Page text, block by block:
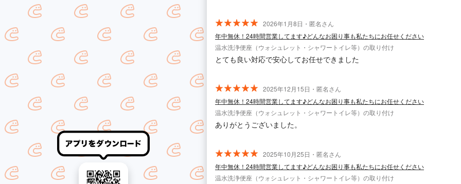
2026年1月8日・匿名さん
年中無休！24時間営業してます♪どんなお困り事も私たちにお任せください
温水洗浄便座（ウォシュレット・シャワートイレ等）の取り付け
とても良い対応で安心してお任せできました
2025年12月15日・匿名さん
年中無休！24時間営業してます♪どんなお困り事も私たちにお任せください
温水洗浄便座（ウォシュレット・シャワートイレ等）の取り付け
ありがとうございました。
2025年10月25日・匿名さん
年中無休！24時間営業してます♪どんなお困り事も私たちにお任せください
温水洗浄便座（ウォシュレット・シャワートイレ等）の取り付け